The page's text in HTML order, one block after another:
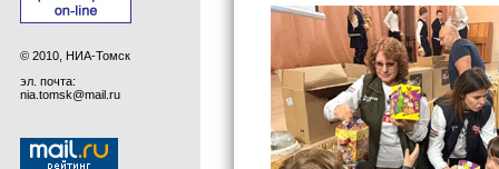
© 2010, НИА-Томск
эл. почта:
nia.tomsk@mail.ru